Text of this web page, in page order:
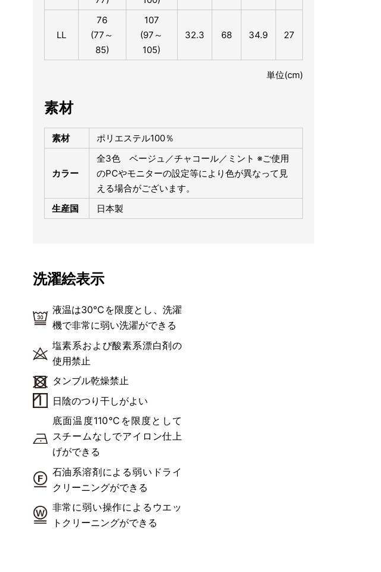
LL
76
(77～
85)
107
(97～
105)
32.3 68 34.9 27
単位(cm)
素材
素材 ポリエステル100％
カラー
全3色 ベージュ／チャコール／ミント ※ご使用
のPCやモニターの設定等により色が異なって見
える場合がございます。
生産国
日本製
洗濯絵表示
液温は30℃を限度とし、洗濯
機で非常に弱い洗濯ができる
塩素系および酸素系漂白剤の
使用禁止
タンブル乾燥禁止
日陰のつり干しがよい
底面温度110℃を限度として
スチームなしでアイロン仕上
げができる
石油系溶剤による弱いドライ
クリーニングができる
非常に弱い操作によるウエッ
トクリーニングができる